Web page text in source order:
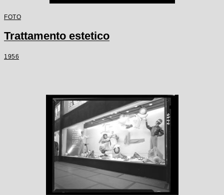
FOTO
Trattamento estetico
1956